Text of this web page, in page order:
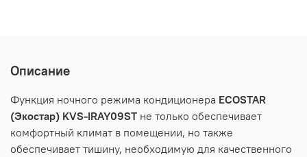
Описание
Функция ночного режима кондиционера ECOSTAR
(Экостар) KVS-IRAY09ST не только обеспечивает
комфортный климат в помещении, но также
обеспечивает тишину, необходимую для качественного